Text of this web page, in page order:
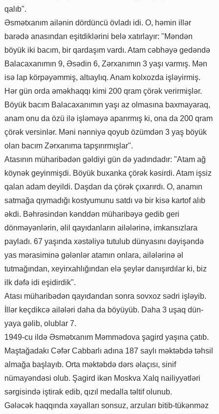
qalıb".
Əsmətxanım ailənin dördüncü övladı idi. O, həmin illər
barədə anasından eşitdiklərini belə xatırlayır: "Məndən
böyük iki bacım, bir qardaşım vardı. Atam cəbhəyə gedəndə
Balacaxanımın 9, Əsədin 6, Zərxanımın 3 yaşı varmış. Mən
isə lap körpəyəmmiş, altıaylıq. Anam kolxozda işləyirmiş.
Hər gün orda əməkhaqqı kimi 200 qram çörək verirmişlər.
Böyük bacım Balacaxanımın yaşı az olmasına baxmayaraq,
anam onu da özü ilə işləməyə aparırmış ki, ona da 200 qram
çörək versinlər. Məni nənniyə qoyub özümdən 3 yaş böyük
olan bacım Zərxanıma tapşırırmışlar".
Atasının müharibədən gəldiyi gün də yadındadır: "Atam ağ
köynək geyinmişdi. Böyük buxanka çörək kəsirdi. Atam işsiz
qalan adam deyildi. Daşdan da çörək çıxarırdı. O, anamın
satmağa qıymadığı kostyumunu satdı və bir kisə kartof alıb
əkdi. Bəhrəsindən kənddən müharibəyə gedib geri
dönməyənlərin, əlil qayıdanların ailələrinə, imkansızlara
payladı. 67 yaşında xəstəliyə tutulub dünyasını dəyişəndə
yas mərasiminə gələnlər atamın onlara, ailələrinə əl
tutmağından, xeyirxahlığından elə şeylər danışırdılar ki, biz
ilk dəfə idi eşidirdik".
Atası müharibədən qayıdandan sonra sovxoz sədri işləyib.
İllər keçdikcə ailələri daha da böyüyüb. Daha 3 uşaq dün-
yaya gəlib, olublar 7.
1949-cu ildə Əsmətxanım Məmmədova şagird yaşına çatıb.
Maştağadakı Cəfər Cabbarlı adına 187 saylı məktəbdə təhsil
almağa başlayıb. Orta məktəbdə dərs əlaçısı, sinif
nümayəndəsi olub. Şagird ikən Moskva Xalq nailiyyətləri
sərgisində iştirak edib, qızıl medalla təltif olunub.
Gələcək haqqında xəyalları sonsuz, arzuları bitib-tükənməz